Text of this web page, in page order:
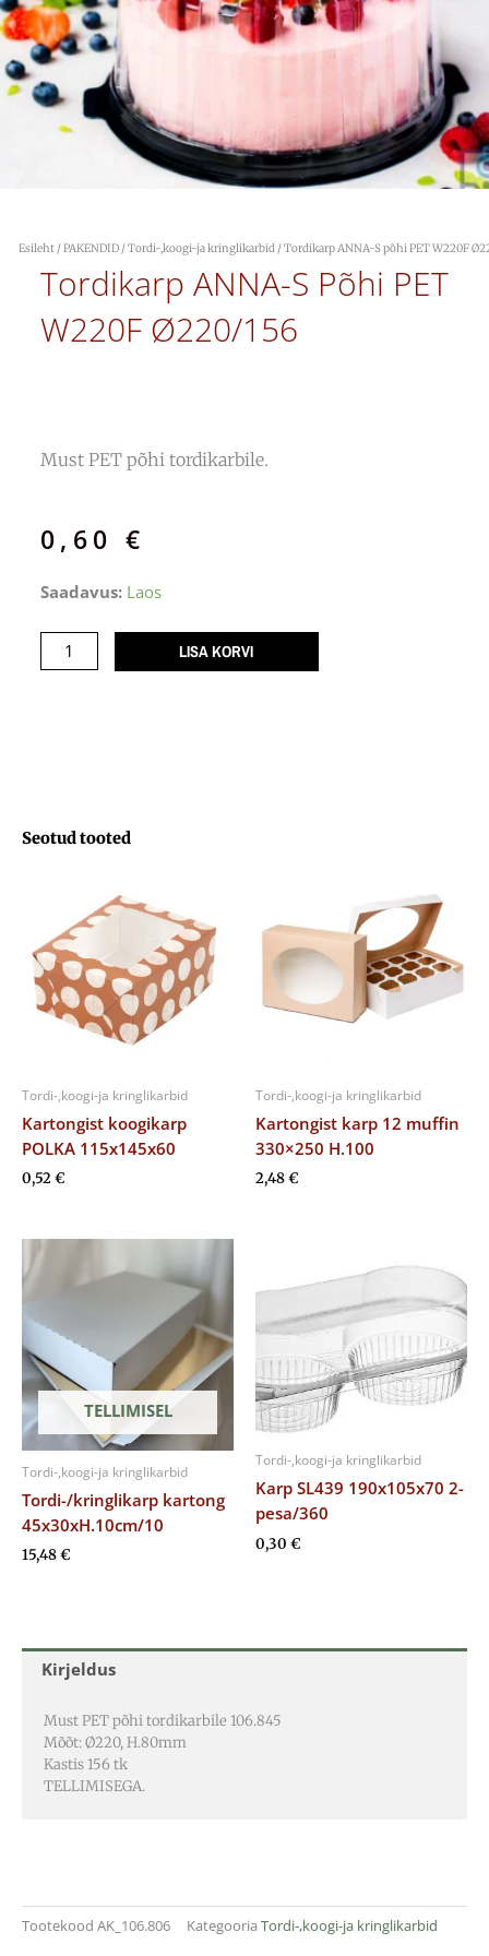
Esileht /PAKENDID /Tordi-,koogi-ja kringlikarbid / Tordikarp ANNA-S põhi PET W220F
Tordikarp ANNA-S Põhi PET
W220F Ø220/156
Must PET põhi tordikarbile.
0,60 €
Saadavus: Laos
Tordikarp
S
põhi
LISA KORVI
Kirjeldus
Must PET põhi tordikarbile 106.845
Mõõt: Ø220, H.80mm
Kastis 156 tk
TELLIMISEGA.
Tootekood AK_106.806 Kategooria Tordi-,koogi-ja kringlikarbid
Seotud tooted
Tordi-,koogi-ja kringlikarbid
Kartongist koogikarp
POLKA 115x145x60
0,52€
Tordi-,koogi-ja kringlikarbid
Kartongist karp 12 muffin
330×250 H.100
2,48€
TELLIMISEL
Tordi-,koogi-ja kringlikarbid
Tordi-/kringlikarp kartong
45x30xH.10cm/10
15,48€
Tordi-,koogi-ja kringlikarbid
Karp SL439 190x105x70 2-
pesa/360
0,30 €